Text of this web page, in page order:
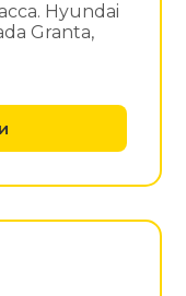
Hyundai
Granta,